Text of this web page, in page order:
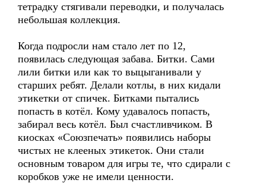
тетрадку стягивали переводки, и получалась
небольшая коллекция.
Когда подросли нам стало лет по 12,
появилась следующая забава. Битки. Сами
лили битки или как то выцыганивали у
старших ребят. Делали котлы, в них кидали
этикетки от спичек. Битками пытались
попасть в котёл. Кому удавалось попасть,
забирал весь котёл. Был счастливчиком. В
киосках «Союзпечать» появились наборы
чистых не клееных этикеток. Они стали
основным товаром для игры те, что сдирали с
коробков уже не имели ценности.